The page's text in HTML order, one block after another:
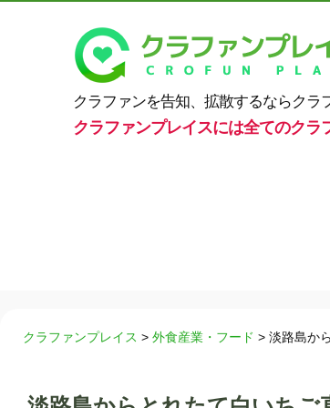
クラファンを告知、拡散するならクラ
クラファンプレイスには全てのクラ
クラファンプレイス > 外食産業・フード > 淡路島か